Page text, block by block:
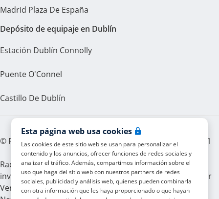
Esta página web usa cookies
Las cookies de este sitio web se usan para personalizar el
contenido y los anuncios, ofrecer funciones de redes sociales y
analizar el tráfico. Además, compartimos información sobre el
uso que haga del sitio web con nuestros partners de redes
sociales, publicidad y análisis web, quienes pueden combinarla
con otra información que les haya proporcionado o que hayan
Madrid Plaza De España
Depósito de equipaje en Dublín
Estación Dublín Connolly
Puente O'Connel
Castillo De Dublín
© Radical Storage • Lean Team S.R.L. • P. IVA 14104111001
Radical también está financiado por el fondo de
inversión “Vertis Venture 4 Scaleup Lazio” gestionado por
Vertis SGR S.p.A. y respaldado por la Unión Europea